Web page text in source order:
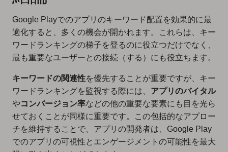
Google Playでのアプリのキーワード配置を効果的に最
適化すると、多くの機会が開かれます。これらは、キー
ワードランキングの梯子を登るのに役立つだけでなく、
最も重要なユーザーとの接続（する）にも役立ちます。
キーワードの関連性を優先することが重要ですが、キー
ワードランキングを監視する際には、 アプリのバイタル
やコンバージョン率などの他の重要な要素にも目を光ら
せておくことが同様に重要です。この包括的なアプロー
チを維持することで、アプリの開発者は、Google Play
でのアプリの可視性とエンゲージメントの可能性を最大